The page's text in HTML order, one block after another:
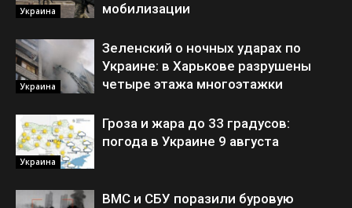
Украина
мобилизации
Украина
Зеленский о ночных ударах по
Украине: в Харькове разрушены
четыре этажа многоэтажки
Украина
Гроза и жара до 33 градусов:
погода в Украине 9 августа
ВМС и СБУ поразили буровую